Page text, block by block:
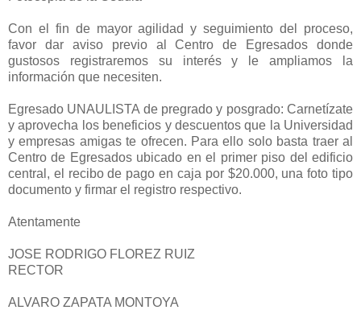
Con el fin de mayor agilidad y seguimiento del proceso,
favor dar aviso previo al Centro de Egresados donde
gustosos registraremos su interés y le ampliamos la
información que necesiten.
Egresado UNAULISTA de pregrado y posgrado: Carnetízate
y aprovecha los beneficios y descuentos que la Universidad
y empresas amigas te ofrecen. Para ello solo basta traer al
Centro de Egresados ubicado en el primer piso del edificio
central, el recibo de pago en caja por $20.000, una foto tipo
documento y firmar el registro respectivo.
Atentamente
JOSE RODRIGO FLOREZ RUIZ
RECTOR
ALVARO ZAPATA MONTOYA